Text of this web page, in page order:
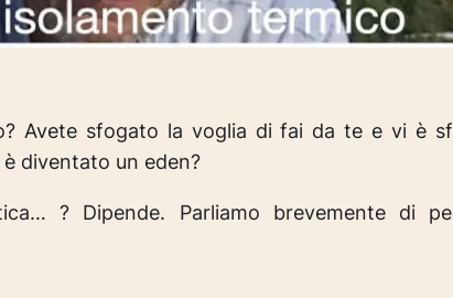
Avete sfogato la voglia di fai da te e vi è
diventato un eden?
? Dipende. Parliamo brevemente di